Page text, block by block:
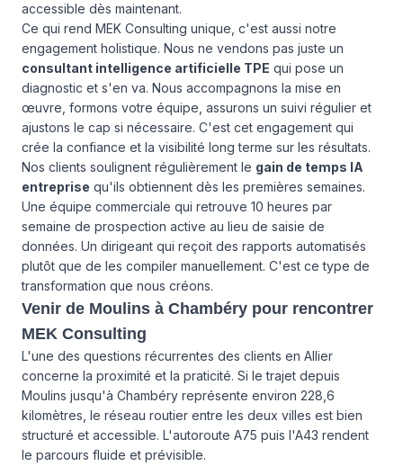
accessible dès maintenant.
Ce qui rend MEK Consulting unique, c'est aussi notre
engagement holistique. Nous ne vendons pas juste un
consultant intelligence artificielle TPE qui pose un
diagnostic et s'en va. Nous accompagnons la mise en
œuvre, formons votre équipe, assurons un suivi régulier et
ajustons le cap si nécessaire. C'est cet engagement qui
crée la confiance et la visibilité long terme sur les résultats.
Nos clients soulignent régulièrement le gain de temps IA
entreprise qu'ils obtiennent dès les premières semaines.
Une équipe commerciale qui retrouve 10 heures par
semaine de prospection active au lieu de saisie de
données. Un dirigeant qui reçoit des rapports automatisés
plutôt que de les compiler manuellement. C'est ce type de
transformation que nous créons.
Venir de Moulins à Chambéry pour rencontrer
MEK Consulting
L'une des questions récurrentes des clients en Allier
concerne la proximité et la praticité. Si le trajet depuis
Moulins jusqu'à Chambéry représente environ 228,6
kilomètres, le réseau routier entre les deux villes est bien
structuré et accessible. L'autoroute A75 puis l'A43 rendent
le parcours fluide et prévisible.